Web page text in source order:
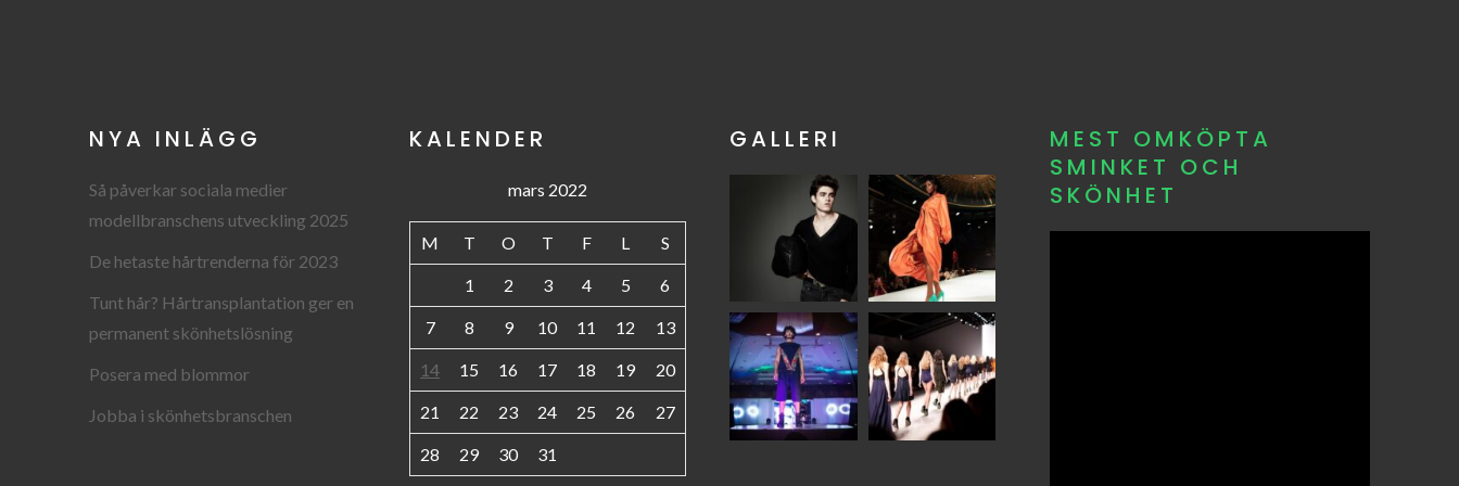
NYA INLÄGG
Så påverkar sociala medier
modellbranschens utveckling 2025
De hetaste hårtrenderna för 2023
Tunt hår? Hårtransplantation ger en
permanent skönhetslösning
Posera med blommor
Jobba i skönhetsbranschen
KALENDER
mars 2022
M T O T F L S
1 2 3 4 5 6
7 8 9 10 11 12 13
14 15 16 17 18 19 20
21 22 23 24 25 26 27
28 29 30 31
GALLERI
MEST OMKÖPTA
SMINKET OCH
SKÖNHET